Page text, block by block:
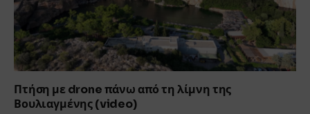
Πτήση με drone πάνω από τη λίμνη της
Βουλιαγμένης (video)